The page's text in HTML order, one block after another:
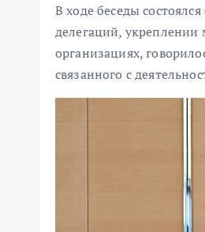
В ходе беседы
делегаций, укреплении
организациях,
связанного с